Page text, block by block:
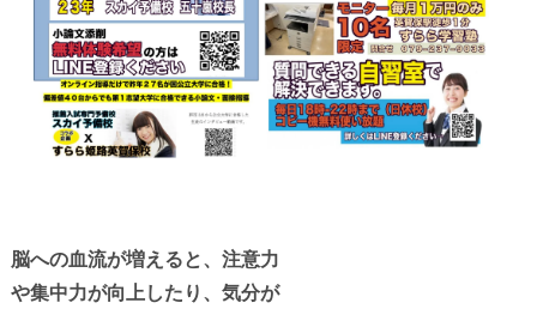
脳への血流が増えると、注意力
や集中力が向上したり、気分が